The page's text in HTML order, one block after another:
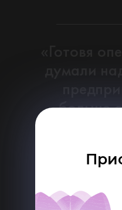
больше
атаки
обрушить